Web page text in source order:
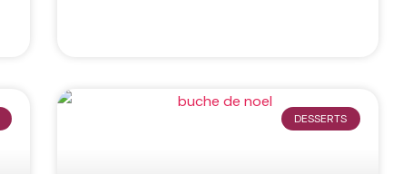
DESSERTS